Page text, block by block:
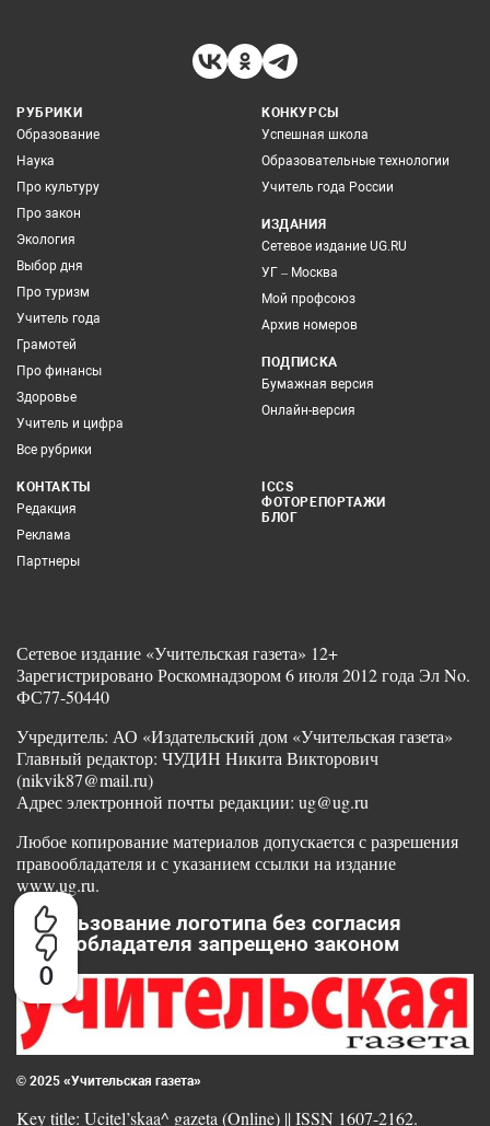
0
РУБРИКИ
Образование
Наука
Про культуру
Про закон
Экология
Выбор дня
Про туризм
Учитель года
Грамотей
Про финансы
Здоровье
Учитель и цифра
Все рубрики
КОНКУРСЫ
Успешная школа
Образовательные технологии
Учитель года России
ИЗДАНИЯ
Сетевое издание UG.RU
УГ – Москва
Мой профсоюз
Архив номеров
ПОДПИСКА
Бумажная версия
Онлайн-версия
КОНТАКТЫ
Редакция
Реклама
Партнеры
ICCS
ФОТОРЕПОРТАЖИ
БЛОГ
Сетевое издание «Учительская газета» 12+
Зарегистрировано Роскомнадзором 6 июля 2012 года Эл No.
ФС77-50440
Учредитель: АО «Издательский дом «Учительская газета»
Главный редактор: ЧУДИН Никита Викторович
(nikvik87@mail.ru)
Адрес электронной почты редакции: ug@ug.ru
Любое копирование материалов допускается с разрешения
правообладателя и с указанием ссылки на издание
www.ug.ru.
Использование логотипа без согласия
правообладателя запрещено законом
© 2025 «Учительская газета»
Key title: Ucitel’skaa^ gazeta (Online) || ISSN 1607-2162.